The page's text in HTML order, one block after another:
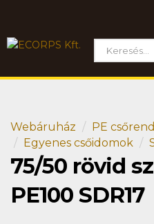
Webáruház
PE
Egyenes csőidomok
75/50 rövid
PE100 SDR17